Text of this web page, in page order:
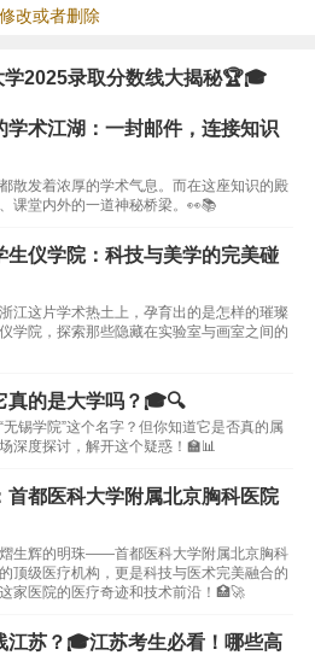
改或者删除
2025录取分数线大揭秘🏆🎓
术江湖：一封邮件，连接知识
散发着浓厚的学术气息。而在这座知识的殿
课堂内外的一道神秘桥梁。👀📚
生仪学院：科技与美学的完美碰
江这片学术热土上，孕育出的是怎样的璀璨
学院，探索那些隐藏在实验室与画室之间的
真的是大学吗？🎓🔍
锡学院”这个名字？但你知道它是否真的属
深度探讨，解开这个疑惑！🏫📊
首都医科大学附属北京胸科医院
生辉的明珠——首都医科大学附属北京胸科
顶级医疗机构，更是科技与医术完美融合的
家医院的医疗奇迹和技术前沿！🏥🚀
江苏？🎓江苏考生必看！哪些高